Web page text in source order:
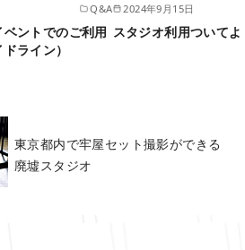
Q&A
ントでのご利用
ライン）
2024年9月15日
スタジオ利用ついて
東京都内で牢屋セット撮影ができる
廃墟スタジオ